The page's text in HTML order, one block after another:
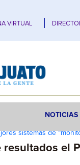
VIRTUAL
NOTICIAS
sistemas de
resultados el